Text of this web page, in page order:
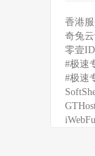
香港
奇兔
零壹
#极速
#极速